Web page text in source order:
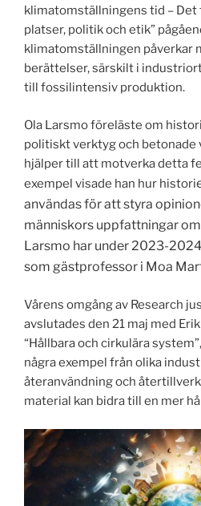
klimatomställningens tid –
platser, politik och etik”
klimatomställningen påverkar
berättelser, särskilt i
till fossilintensiv produktion.
Ola Larsmo föreläste om
politiskt verktyg och betonade
hjälper till att motverka detta
exempel visade han hur histori
användas för att styra
människors uppfattningar
Larsmo har under 2023-
som gästprofessor i Moa
Vårens omgång av Research
avslutades den 21 maj med
“Hållbara och cirkulära
några exempel från olika
återanvändning och
material kan bidra till en mer